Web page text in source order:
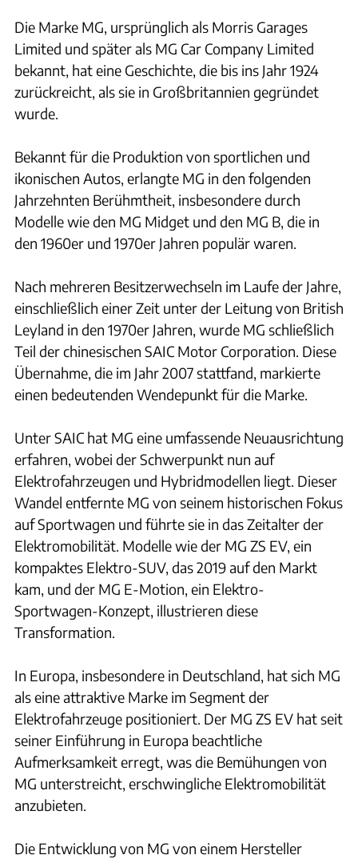
Die Marke MG, ursprünglich als Morris Garages
Limited und später als MG Car Company Limited
bekannt, hat eine Geschichte, die bis ins Jahr 1924
zurückreicht, als sie in Großbritannien gegründet
wurde.
Bekannt für die Produktion von sportlichen und
ikonischen Autos, erlangte MG in den folgenden
Jahrzehnten Berühmtheit, insbesondere durch
Modelle wie den MG Midget und den MG B, die in
den 1960er und 1970er Jahren populär waren.
Nach mehreren Besitzerwechseln im Laufe der Jahre,
einschließlich einer Zeit unter der Leitung von British
Leyland in den 1970er Jahren, wurde MG schließlich
Teil der chinesischen SAIC Motor Corporation. Diese
Übernahme, die im Jahr 2007 stattfand, markierte
einen bedeutenden Wendepunkt für die Marke.
Unter SAIC hat MG eine umfassende Neuausrichtung
erfahren, wobei der Schwerpunkt nun auf
Elektrofahrzeugen und Hybridmodellen liegt. Dieser
Wandel entfernte MG von seinem historischen Fokus
auf Sportwagen und führte sie in das Zeitalter der
Elektromobilität. Modelle wie der MG ZS EV, ein
kompaktes Elektro-SUV, das 2019 auf den Markt
kam, und der MG E-Motion, ein Elektro-
Sportwagen-Konzept, illustrieren diese
Transformation.
In Europa, insbesondere in Deutschland, hat sich MG
als eine attraktive Marke im Segment der
Elektrofahrzeuge positioniert. Der MG ZS EV hat seit
seiner Einführung in Europa beachtliche
Aufmerksamkeit erregt, was die Bemühungen von
MG unterstreicht, erschwingliche Elektromobilität
anzubieten.
Die Entwicklung von MG von einem Hersteller